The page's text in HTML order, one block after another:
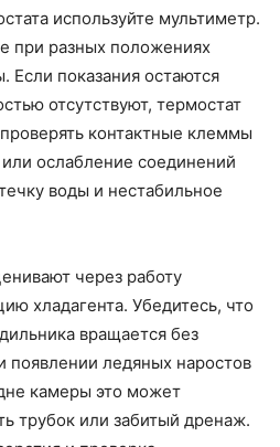
используйте мультиметр.
при разных положениях
Если показания остаются
отсутствуют, термостат
контактные клеммы
ослабление соединений
воды и нестабильное
через работу
хладагента. Убедитесь, что
вращается без
ледяных наростов
камеры это может
трубок или забитый дренаж.